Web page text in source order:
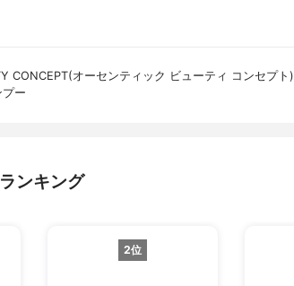
CONCEPT(オーセンティック ビューティ コンセプト)
ー
ンキング
2位